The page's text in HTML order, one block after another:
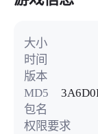
大小
时间
版本
MD5
包名
权限要求